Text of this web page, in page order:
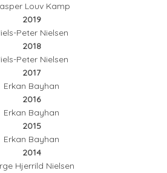
Louv Kamp
2019
Peter Nielsen
2018
Peter Nielsen
2017
Erkan Bayhan
2016
Erkan Bayhan
2015
Erkan Bayhan
2014
Hjerrild Nielsen